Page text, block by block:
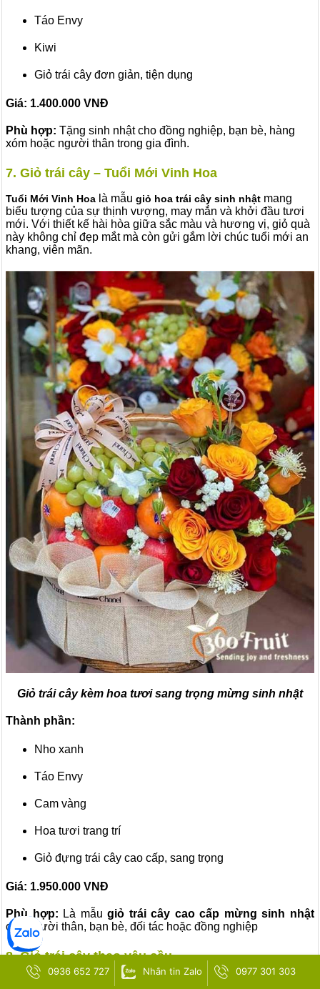
Táo Envy
Kiwi
Giỏ trái cây đơn giản, tiện dụng
Giá: 1.400.000 VNĐ
Phù hợp: Tặng sinh nhật cho đồng nghiệp, bạn bè, hàng
xóm hoặc người thân trong gia đình.
7. Giỏ trái cây – Tuổi Mới Vinh Hoa
Tuổi Mới Vinh Hoa là mẫu giỏ hoa trái cây sinh nhật mang
biểu tượng của sự thịnh vượng, may mắn và khởi đầu tươi
mới. Với thiết kế hài hòa giữa sắc màu và hương vị, giỏ quà
này không chỉ đẹp mắt mà còn gửi gắm lời chúc tuổi mới an
khang, viên mãn.
Giỏ trái cây kèm hoa tươi sang trọng mừng sinh nhật
Thành phần:
Nho xanh
Táo Envy
Cam vàng
Hoa tươi trang trí
Giỏ đựng trái cây cao cấp, sang trọng
Giá: 1.950.000 VNĐ
Phù hợp: Là mẫugiỏ trái cây cao cấp mừng sinh nhật
cho người thân, bạn bè, đối tác hoặc đồng nghiệp
8. Giỏ trái cây theo yêu cầu
Bạn đang tìm một giỏ trái cây sinh nhật đẹpnhưng muốn thay
0936 652 727 Nhắn tin Zalo 0977 301 303